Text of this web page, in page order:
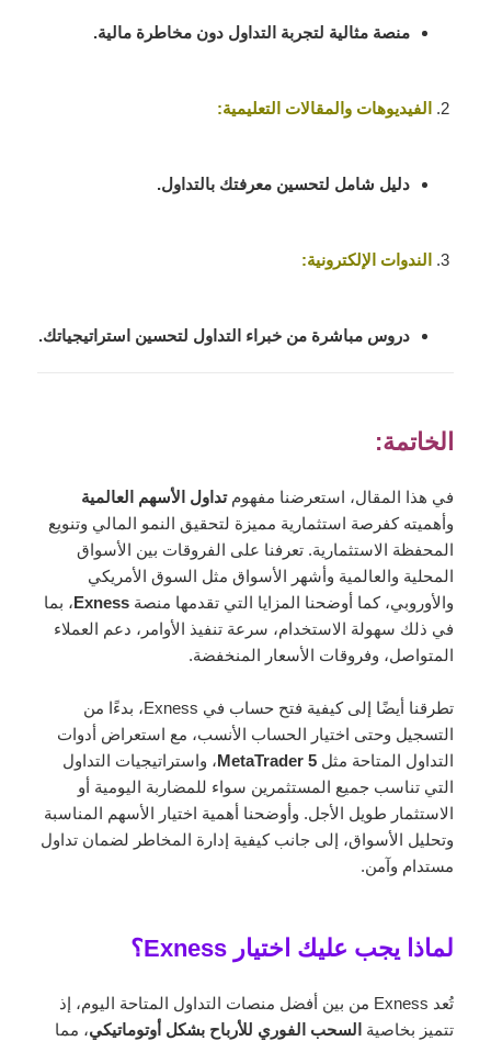
منصة مثالية لتجربة التداول دون مخاطرة مالية.
الفيديوهات والمقالات التعليمية:
دليل شامل لتحسين معرفتك بالتداول.
الندوات الإلكترونية:
دروس مباشرة من خبراء التداول لتحسين استراتيجياتك.
الخاتمة:
في هذا المقال، استعرضنا مفهومتداول الأسهم العالمية
وأهميته كفرصة استثمارية مميزة لتحقيق النمو المالي وتنويع
المحفظة الاستثمارية. تعرفنا على الفروقات بين الأسواق
المحلية والعالمية وأشهر الأسواق مثل السوق الأمريكي
والأوروبي، كما أوضحنا المزايا التي تقدمها منصةExness، بما
في ذلك سهولة الاستخدام، سرعة تنفيذ الأوامر، دعم العملاء
المتواصل، وفروقات الأسعار المنخفضة.
تطرقنا أيضًا إلى كيفية فتح حساب في Exness، بدءًا من
التسجيل وحتى اختيار الحساب الأنسب، مع استعراض أدوات
التداول المتاحة مثلMetaTrader 5، واستراتيجيات التداول
التي تناسب جميع المستثمرين سواء للمضاربة اليومية أو
الاستثمار طويل الأجل. وأوضحنا أهمية اختيار الأسهم المناسبة
وتحليل الأسواق، إلى جانب كيفية إدارة المخاطر لضمان تداول
مستدام وآمن.
لماذا يجب عليك اختيار Exness؟
تُعد Exness من بين أفضل منصات التداول المتاحة اليوم، إذ
تتميز بخاصية السحب الفوري للأرباح بشكل أوتوماتيكي، مما